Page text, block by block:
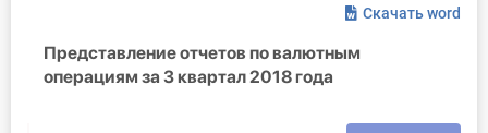
Консультации
Скачать word
Представление отчетов по валютным
операциям за 3 квартал 2018 года